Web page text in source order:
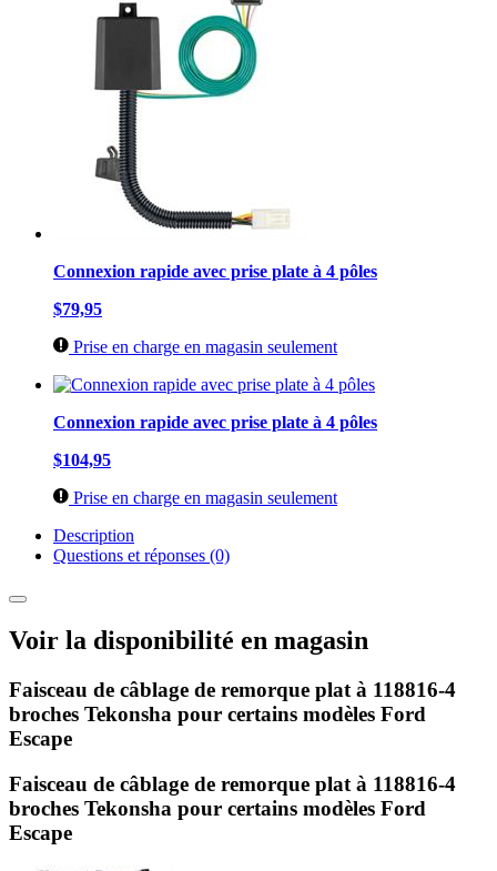
Connexion rapide avec prise plate à 4 pôles
$79,95
Prise en charge en magasin seulement
Connexion rapide avec prise plate à 4 pôles
$104,95
Prise en charge en magasin seulement
Description
Questions et réponses (0)
Voir la disponibilité en magasin
Faisceau de câblage de remorque plat à 118816-4
broches Tekonsha pour certains modèles Ford
Escape
Faisceau de câblage de remorque plat à 118816-4
broches Tekonsha pour certains modèles Ford
Escape